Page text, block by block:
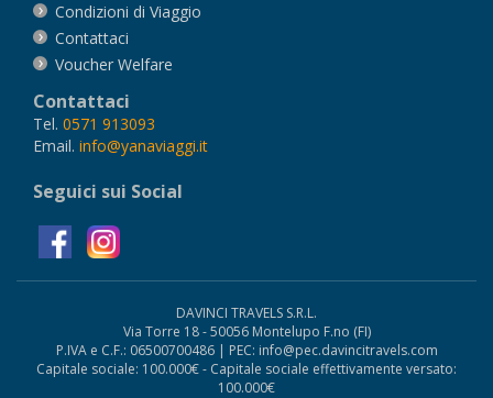
Condizioni di Viaggio
Contattaci
Voucher Welfare
Contattaci
Tel. 0571 913093
Email. info@yanaviaggi.it
Seguici sui Social
DAVINCI TRAVELS S.R.L.
Via Torre 18 - 50056 Montelupo F.no (FI)
P.IVA e C.F.: 06500700486 | PEC: info@pec.davincitravels.com
Capitale sociale: 100.000€ - Capitale sociale effettivamente versato:
100.000€